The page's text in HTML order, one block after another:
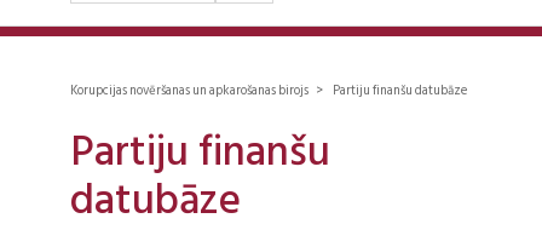
Korupcijas novēršanas un apkarošanas birojs > Partiju finanšu datubāze
Partiju finanšu
datubāze